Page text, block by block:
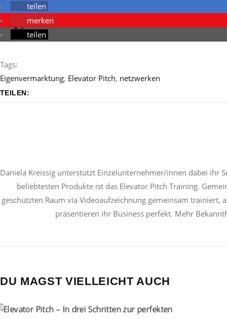
teilen
merken
teilen
Tags:
Eigenvermarktung, Elevator Pitch, netzwerken
TEILEN:
Daniela Kreissig unterstützt Einzelunternehmer/innen dabei ihr
beliebtesten Produkte ist das Elevator Pitch Training.
geschützten Raum via Videoaufzeichnung gemeinsam
präsentieren ihr Business perfekt. Mehr
DU MAGST VIELLEICHT AUCH